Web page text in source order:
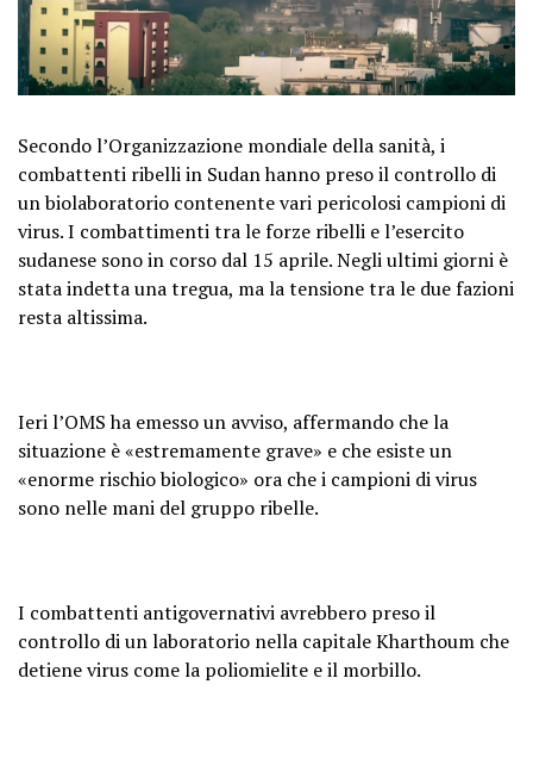
Secondo l’Organizzazione mondiale della sanità, i
combattenti ribelli in Sudan hanno preso il controllo di
un biolaboratorio contenente vari pericolosi campioni di
virus. I combattimenti tra le forze ribelli e l’esercito
sudanese sono in corso dal 15 aprile. Negli ultimi giorni è
stata indetta una tregua, ma la tensione tra le due fazioni
resta altissima.
Ieri l’OMS ha emesso un avviso, affermando che la
situazione è «estremamente grave» e che esiste un
«enorme rischio biologico» ora che i campioni di virus
sono nelle mani del gruppo ribelle.
I combattenti antigovernativi avrebbero preso il
controllo di un laboratorio nella capitale Kharthoum che
detiene virus come la poliomielite e il morbillo.